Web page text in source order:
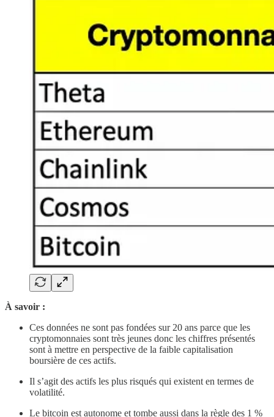
À savoir :
Ces données ne sont pas fondées sur 20 ans parce que les
cryptomonnaies sont très jeunes donc les chiffres présentés
sont à mettre en perspective de la faible capitalisation
boursière de ces actifs.
Il s’agit des actifs les plus risqués qui existent en termes de
volatilité.
Le bitcoin est autonome et tombe aussi dans la règle des 1 %